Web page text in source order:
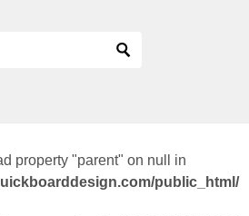
property "parent" on null in
public_html/